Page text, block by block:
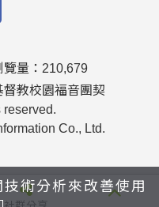
覽量：210,679
教校園福音團契
reserved.
Co., Ltd.
術分析來改善使用